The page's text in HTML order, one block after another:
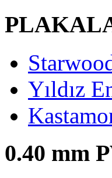
Yıldız
0.40 mm